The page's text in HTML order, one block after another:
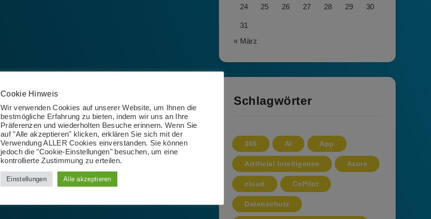
24 25 26 27 28 29 30
31
« März
Schlagwörter
365 AI App
Artificial Intelligence Azure
cloud CoPilot
Datenschutz
Cookie Hinweis
Wir verwenden Cookies auf unserer Website, um Ihnen die
bestmögliche Erfahrung zu bieten, indem wir uns an Ihre
Präferenzen und wiederholten Besuche erinnern. Wenn Sie
auf "Alle akzeptieren" klicken, erklären Sie sich mit der
Verwendung ALLER Cookies einverstanden. Sie können
jedoch die "Cookie-Einstellungen" besuchen, um eine
kontrollierte Zustimmung zu erteilen.
Einstellungen Alle akzeptieren